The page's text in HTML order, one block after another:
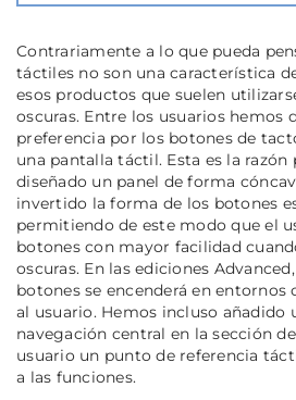
Contrariamente a lo que pueda
táctiles no son una característica
esos productos que suelen
oscuras. Entre los usuarios hemos
preferencia por los botones de
una pantalla táctil. Esta es la razón
diseñado un panel de forma
invertido la forma de los botones
permitiendo de este modo que el
botones con mayor facilidad
oscuras. En las ediciones
botones se encenderá en entornos
al usuario. Hemos incluso añadido
navegación central en la sección
usuario un punto de referencia
a las funciones.